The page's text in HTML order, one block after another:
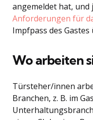
angemeldet hat, und
Anforderungen für
Impfpass des
Wo arbeiten
Türsteher/innen
Branchen, z. B. im